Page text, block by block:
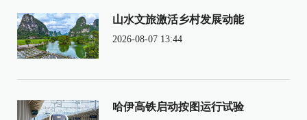
山水文旅激活乡村发展动能
2026-08-07 13:44
哈伊高铁启动按图运行试验